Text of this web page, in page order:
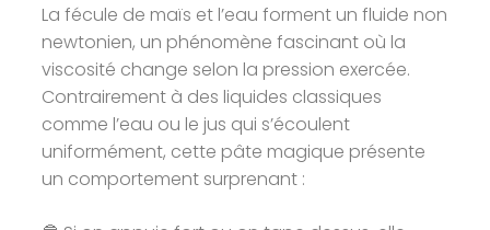
La fécule de maïs et l’eau forment un fluide non
newtonien, un phénomène fascinant où la
viscosité change selon la pression exercée.
Contrairement à des liquides classiques
comme l’eau ou le jus qui s’écoulent
uniformément, cette pâte magique présente
un comportement surprenant :